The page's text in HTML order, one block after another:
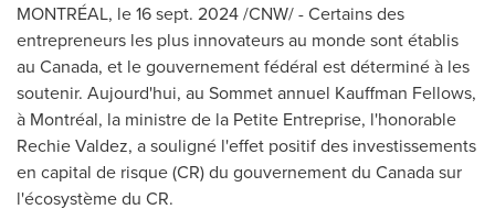
MONTRÉAL, le16 sept. 2024/CNW/ - Certains des
entrepreneurs les plus innovateurs au monde sont établis
au Canada, et le gouvernement fédéral est déterminé à les
soutenir. Aujourd'hui, au Sommet annuel Kauffman Fellows,
à Montréal, la ministre de la Petite Entreprise, l'honorable
Rechie Valdez, a souligné l'effet positif des investissements
en capital de risque (CR) du gouvernement du Canadasur
l'écosystème du CR.